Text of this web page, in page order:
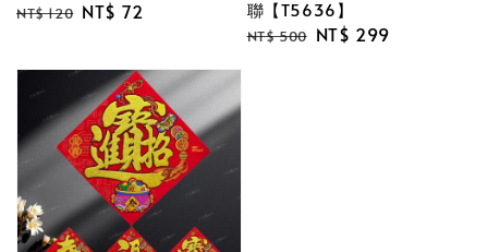
Regular
NT$ 120 Sale
NT$ 72
聯【T5636】
Regular
NT$ 500 Sale
NT$ 299